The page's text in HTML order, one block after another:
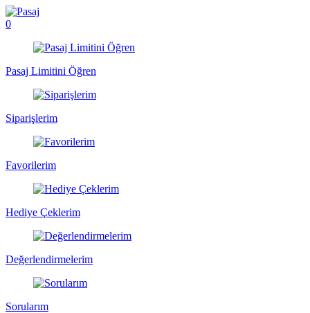
0
Pasaj Limitini Öğren
Siparişlerim
Favorilerim
Hediye Çeklerim
Değerlendirmelerim
Sorularım